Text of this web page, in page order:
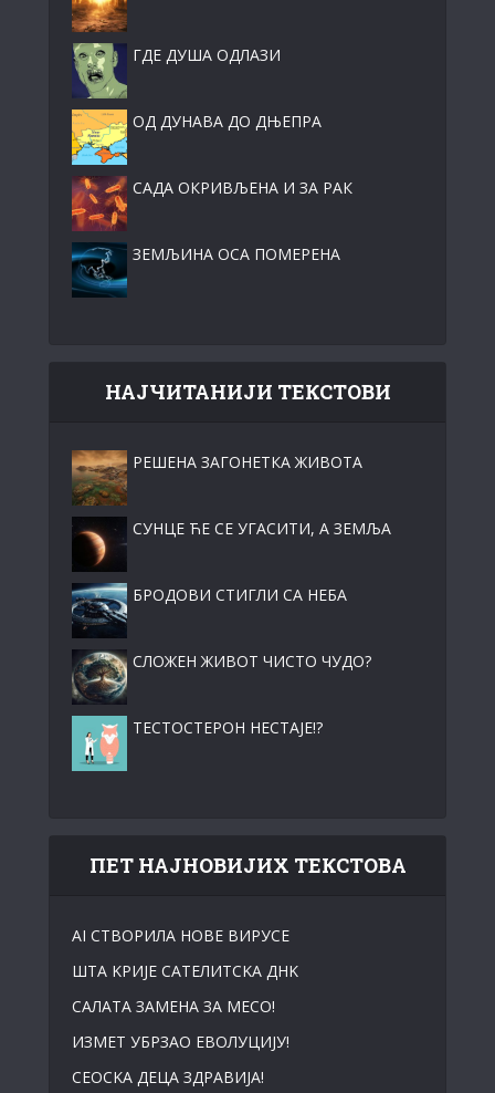
ГДЕ ДУША ОДЛАЗИ
ОД ДУНАВА ДО ДЊЕПРА
САДА ОКРИВЉЕНА И ЗА РАК
ЗЕМЉИНА ОСА ПОМЕРЕНА
НАЈЧИТАНИЈИ ТЕКСТОВИ
РЕШЕНА ЗАГОНЕТКА ЖИВОТА
СУНЦЕ ЋЕ СЕ УГАСИТИ, А ЗЕМЉА
БРОДОВИ СТИГЛИ СА НЕБА
СЛОЖЕН ЖИВОТ ЧИСТО ЧУДО?
ТЕСТОСТЕРОН НЕСТАЈЕ!?
ПЕТ НАЈНОВИЈИХ ТЕКСТОВА
АI СТВОРИЛА НОВЕ ВИРУСЕ
ШТА KРИЈЕ САТЕЛИТСKА ДНK
САЛАТА ЗАМЕНА ЗА МЕСО!
ИЗМЕТ УБРЗАО ЕВОЛУЦИЈУ!
СЕОСKА ДЕЦА ЗДРАВИЈА!